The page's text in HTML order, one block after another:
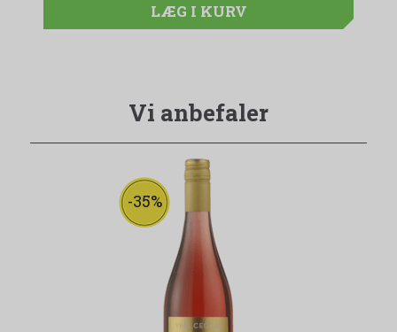
LÆG I KURV
Vi anbefaler
-35%